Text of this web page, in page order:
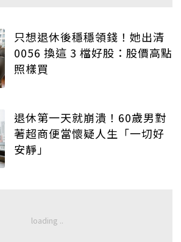
只想退休後穩穩領錢！她出清
0056 換這 3 檔好股：股價高點
照樣買
退休第一天就崩潰！60歲男對
著超商便當懷疑人生「一切好
安靜」